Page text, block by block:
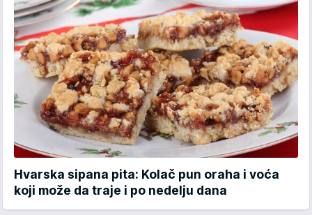
Hvarska sipana pita: Kolač pun oraha i voća
koji može da traje i po nedelju dana